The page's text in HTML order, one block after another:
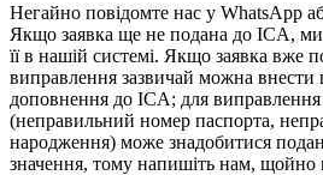
Негайно повідомте нас у WhatsApp
Якщо заявка ще не подана до ICA,
її в нашій системі. Якщо заявка вже
виправлення зазвичай можна
доповнення до ICA; для
(неправильний номер паспорта,
народження) може знадобитися
значення, тому напишіть нам, щойно